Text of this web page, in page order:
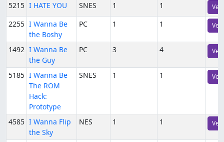
5215 I HATE YOU SNES 1 1
2255 I Wanna Be
the Boshy
PC 1 1
1492 I Wanna Be
the Guy
PC 3 4
5185 I Wanna Be
The ROM
Hack:
Prototype
SNES 1 1
4585 I Wanna Flip
the Sky
NES 1 1